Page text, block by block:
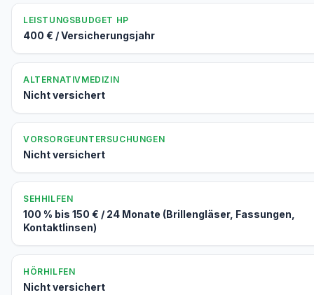
LEISTUNGSBUDGET HP
400 € / Versicherungsjahr
ALTERNATIVMEDIZIN
Nicht versichert
VORSORGEUNTERSUCHUNGEN
Nicht versichert
SEHHILFEN
100 % bis 150 € / 24 Monate (Brillengläser, Fassungen,
Kontaktlinsen)
HÖRHILFEN
Nicht versichert